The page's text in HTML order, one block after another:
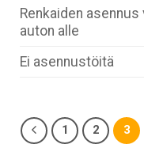
Renkaiden
auton alle
Ei asennustöitä
1 2 3